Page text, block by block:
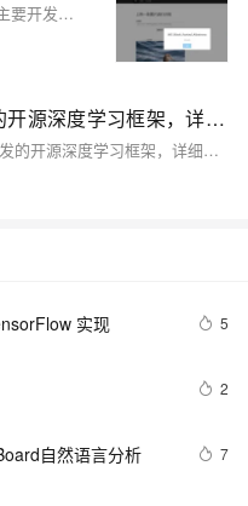
鸟类识别系统。本系统采用Python作为主要开发语言，通过使用加利福利亚大学开源的200种鸟类图像作为数据集。使用TensorFlow搭建ResNet50卷积神经网络算法模型，然后进行模型的迭代训练，得到一个识别精度较高的模型，然后在保存为本地的H5格式文件。在使用Django开发Web网页端操作界面，实现用户上传一张鸟类图像，识别其名称。
TensorFlow，一款由谷歌开发的开源深度学习框架，详细讲解了使用 TensorFlow 构建深度学习模型的步骤
本文介绍了 TensorFlow，一款由谷歌开发的开源深度学习框架，详细讲解了使用 TensorFlow 构建深度学习模型的步骤，包括数据准备、模型定义、损失函数与优化器选择、模型训练与评估、模型保存与部署，并展示了构建全连接神经网络的具体示例。此外，还探讨了 TensorFlow 的高级特性，如自动微分、模型可视化和分布式训练，以及其在未来的发展前景。
实现 5
2
自然语言分析 7